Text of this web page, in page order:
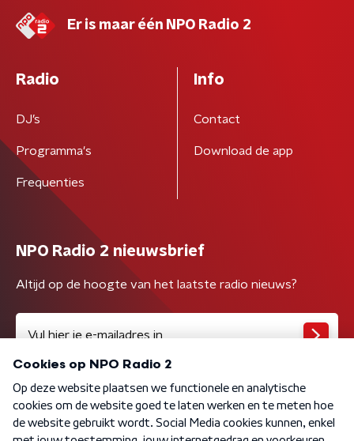
Er is maar één NPO Radio 2
Radio
DJ’s
Programma's
Frequenties
Info
Contact
Download de app
NPO Radio 2 nieuwsbrief
Altijd op de hoogte van het laatste radio nieuws?
Algemene voorwaarden